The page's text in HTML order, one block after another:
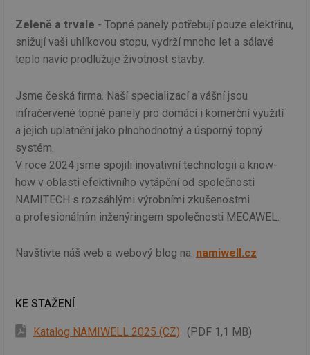
Zeleně a trvale - Topné panely potřebují pouze elektřinu,
snižují vaši uhlíkovou stopu, vydrží mnoho let a sálavé
teplo navíc prodlužuje životnost stavby.
Jsme česká firma. Naší specializací a vášní jsou
infračervené topné panely pro domácí i komerční využití
a jejich uplatnění jako plnohodnotný a úsporný topný
systém.
V roce 2024 jsme spojili inovativní technologii a know-
how v oblasti efektivního vytápění od společnosti
NAMITECH s rozsáhlými výrobními zkušenostmi
a profesionálním inženýringem společnosti MECAWEL.
Navštivte náš web a webový blog na: namiwell.cz
KE STAŽENÍ
Katalog NAMIWELL 2025 (CZ) (PDF 1,1 MB)